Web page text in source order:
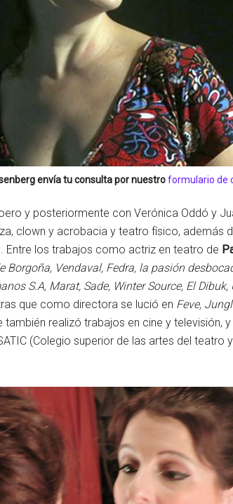
envía tu consulta por nuestroformulario de
y posteriormente con Verónica Oddó y
clown y acrobacia y teatro físico, además
Entre los trabajos como actriz en teatro de
Borgoña, Vendaval, Fedra, la pasión
S.A, Marat, Sade, Winter Source, El
que como directora se lució en Feve,
también realizó trabajos en cine y televisión,
(Colegio superior de las artes del teatro